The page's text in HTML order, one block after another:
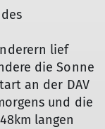
lief
die Sonne
an der DAV
und die
langen